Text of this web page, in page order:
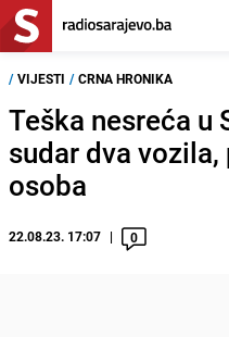
/ VIJESTI / CRNA HRONIKA
Teška nesreća u
sudar dva
osoba
22.08.23. 17:07 0